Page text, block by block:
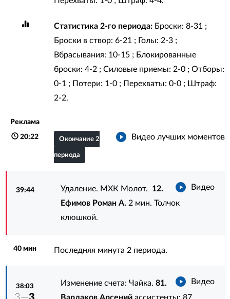
Статистика 2-го периода:Броски: 8-31 ;
Броски в створ: 6-21 ; Голы: 2-3 ;
Вбрасывания: 10-15 ; Блокированные
броски: 4-2 ; Силовые приемы: 2-0 ; Отборы:
0-1 ; Потери: 1-0 ; Перехваты: 0-0 ; Штраф:
2-2.
Реклама
20:22 Видео лучших моментов
Окончание 2
периода
39:44 Видео
Удаление. МХК Молот. 12.
Ефимов Роман А. 2 мин. Толчок
клюшкой.
40 мин Последняя минута 2 периода.
38:03
Видео
Изменение счета: Чайка.81.
Варлаков Арсений ассистенты:87.